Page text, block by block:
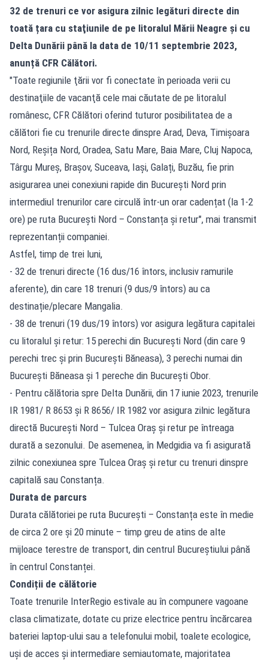
32 de trenuri ce vor asigura zilnic legături directe din
toată țara cu staţiunile de pe litoralul Mării Neagre și cu
Delta Dunării până la data de 10/11 septembrie 2023,
anunță CFR Călători.
"Toate regiunile ţării vor fi conectate în perioada verii cu
destinaţiile de vacanţă cele mai căutate de pe litoralul
românesc, CFR Călători oferind tuturor posibilitatea de a
călători fie cu trenurile directe dinspre Arad, Deva, Timișoara
Nord, Reșița Nord, Oradea, Satu Mare, Baia Mare, Cluj Napoca,
Târgu Mureș, Brașov, Suceava, Iași, Galați, Buzău, fie prin
asigurarea unei conexiuni rapide din București Nord prin
intermediul trenurilor care circulă într-un orar cadențat (la 1-2
ore) pe ruta București Nord – Constanța și retur", mai transmit
reprezentanții companiei.
Astfel, timp de trei luni,
- 32 de trenuri directe (16 dus/16 întors, inclusiv ramurile
aferente), din care 18 trenuri (9 dus/9 întors) au ca
destinație/plecare Mangalia.
- 38 de trenuri (19 dus/19 întors) vor asigura legătura capitalei
cu litoralul și retur: 15 perechi din București Nord (din care 9
perechi trec și prin București Băneasa), 3 perechi numai din
București Băneasa și 1 pereche din București Obor.
- Pentru călătoria spre Delta Dunării, din 17 iunie 2023, trenurile
IR 1981/ R 8653 și R 8656/ IR 1982 vor asigura zilnic legătura
directă București Nord – Tulcea Oraș și retur pe întreaga
durată a sezonului. De asemenea, în Medgidia va fi asigurată
zilnic conexiunea spre Tulcea Oraș și retur cu trenuri dinspre
capitală sau Constanța.
Durata de parcurs
Durata călătoriei pe ruta București – Constanța este în medie
de circa 2 ore și 20 minute – timp greu de atins de alte
mijloace terestre de transport, din centrul Bucureștiului până
în centrul Constanței.
Condiții de călătorie
Toate trenurile InterRegio estivale au în compunere vagoane
clasa climatizate, dotate cu prize electrice pentru încărcarea
bateriei laptop-ului sau a telefonului mobil, toalete ecologice,
uși de acces și intermediare semiautomate, majoritatea